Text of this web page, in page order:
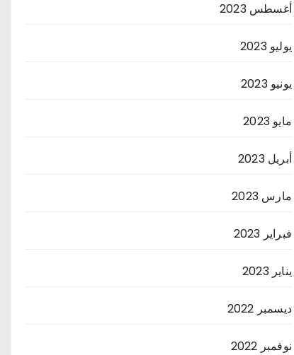
أغسطس 2023
يوليو 2023
يونيو 2023
مايو 2023
أبريل 2023
مارس 2023
فبراير 2023
يناير 2023
ديسمبر 2022
نوفمبر 2022